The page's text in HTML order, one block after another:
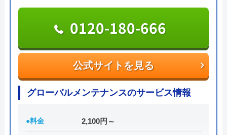
しても心良く受けて頂きました。またよろし
Googleクチコミを見る
受け付けているので、気軽に見積依頼をしてみては
いかがでしょうか。
公式サイトを見る
0120-776-044
受付時間 24時間
街角水道工事相談所の基本情報
公式サイトを見る
0120-180-666
グローバルメンテナンスのサービス情報
●料金 2,100円～